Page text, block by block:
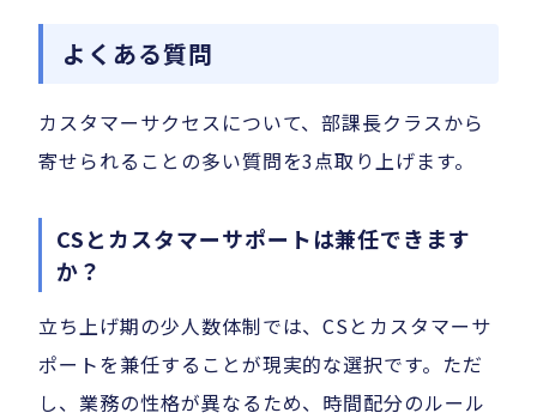
よくある質問
カスタマーサクセスについて、部課長クラスから
寄せられることの多い質問を3点取り上げます。
CSとカスタマーサポートは兼任できます
か？
立ち上げ期の少人数体制では、CSとカスタマーサ
ポートを兼任することが現実的な選択です。ただ
し、業務の性格が異なるため、時間配分のルール